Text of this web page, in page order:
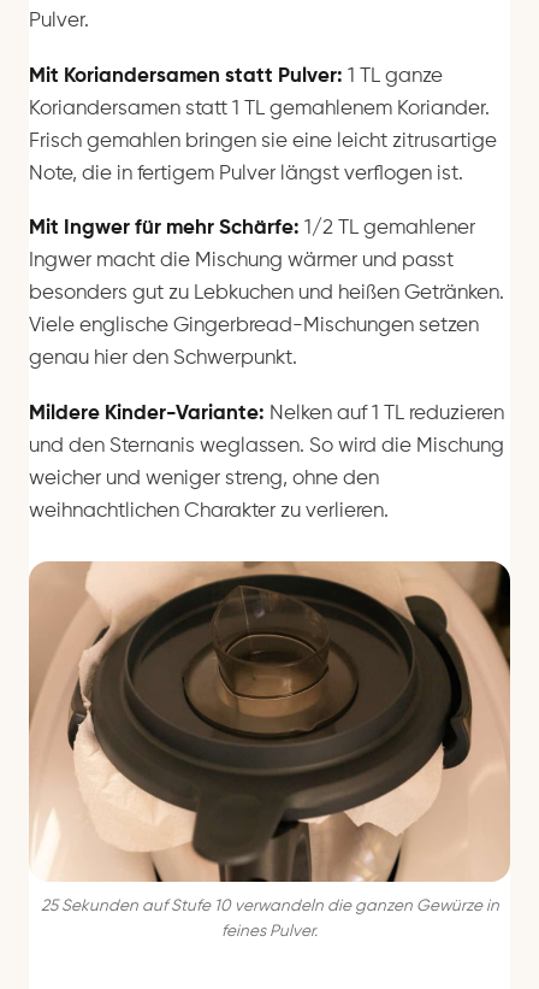
Pulver.
Mit Koriandersamen statt Pulver: 1 TL ganze
Koriandersamen statt 1 TL gemahlenem Koriander.
Frisch gemahlen bringen sie eine leicht zitrusartige
Note, die in fertigem Pulver längst verflogen ist.
Mit Ingwer für mehr Schärfe: 1/2 TL gemahlener
Ingwer macht die Mischung wärmer und passt
besonders gut zu Lebkuchen und heißen Getränken.
Viele englische Gingerbread-Mischungen setzen
genau hier den Schwerpunkt.
Mildere Kinder-Variante: Nelken auf 1 TL reduzieren
und den Sternanis weglassen. So wird die Mischung
weicher und weniger streng, ohne den
weihnachtlichen Charakter zu verlieren.
25 Sekunden auf Stufe 10 verwandeln die ganzen Gewürze in
feines Pulver.